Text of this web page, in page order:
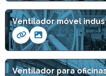
Ventilador móvel
Ventilador para